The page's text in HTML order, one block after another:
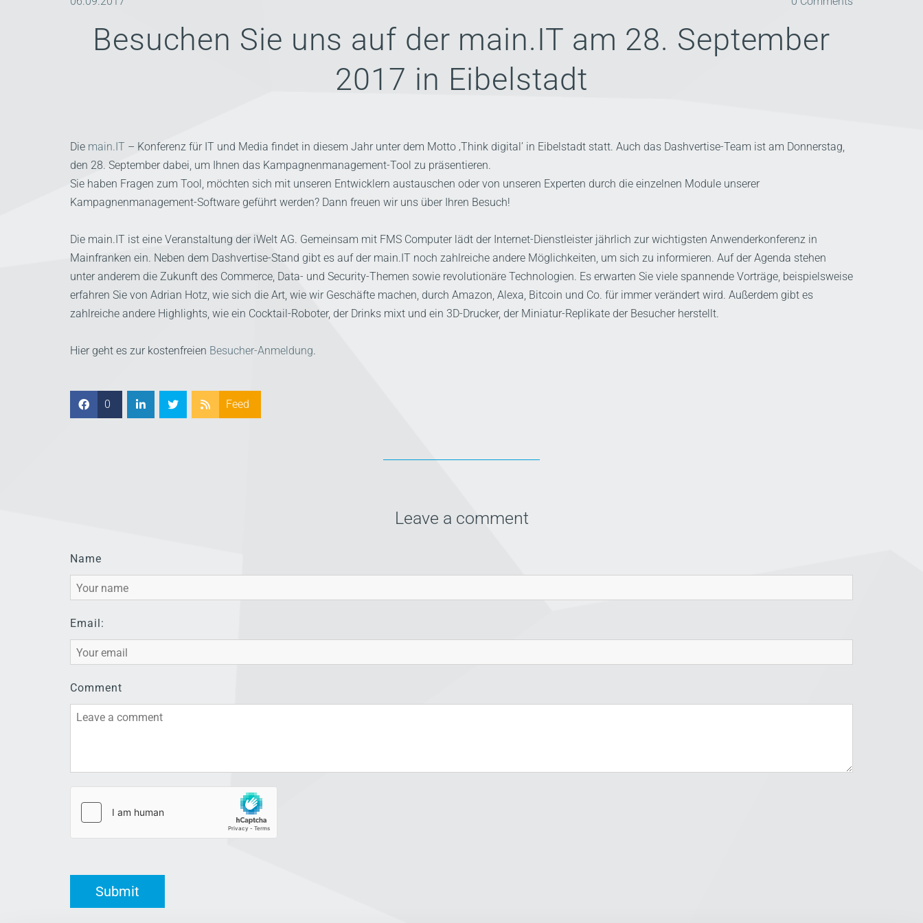
Besuchen Sie uns auf der main.IT am 28. September
2017 in Eibelstadt
Die main.IT – Konferenz für IT und Media findet in diesem Jahr unter dem Motto ‚Think digital’ in Eibelstadt statt. Auch das Dashvertise-Team ist am Donnerstag,
den 28. September dabei, um Ihnen das Kampagnenmanagement-Tool zu präsentieren.
Sie haben Fragen zum Tool, möchten sich mit unseren Entwicklern austauschen oder von unseren Experten durch die einzelnen Module unserer
Kampagnenmanagement-Software geführt werden? Dann freuen wir uns über Ihren Besuch!
Die main.IT ist eine Veranstaltung der iWelt AG. Gemeinsam mit FMS Computer lädt der Internet-Dienstleister jährlich zur wichtigsten Anwenderkonferenz in
Mainfranken ein. Neben dem Dashvertise-Stand gibt es auf der main.IT noch zahlreiche andere Möglichkeiten, um sich zu informieren. Auf der Agenda stehen
unter anderem die Zukunft des Commerce, Data- und Security-Themen sowie revolutionäre Technologien. Es erwarten Sie viele spannende Vorträge, beispielsweise
erfahren Sie von Adrian Hotz, wie sich die Art, wie wir Geschäfte machen, durch Amazon, Alexa, Bitcoin und Co. für immer verändert wird. Außerdem gibt es
zahlreiche andere Highlights, wie ein Cocktail-Roboter, der Drinks mixt und ein 3D-Drucker, der Miniatur-Replikate der Besucher herstellt.
Hier geht es zur kostenfreien Besucher-Anmeldung.
0 Feed
Leave a comment
Name
Email:
Comment